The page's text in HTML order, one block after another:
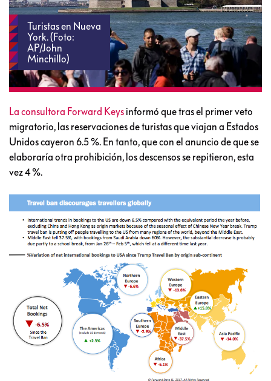
Turistas en Nueva
York. (Foto:
AP/John
Minchillo)
La consultora Forward Keys informó que tras el primer veto
migratorio, las reservaciones de turistas que viajan a Estados
Unidos cayeron 6.5 %. En tanto, que con el anuncio de que se
elaboraría otra prohibición, los descensos se repitieron, esta
vez 4 %.